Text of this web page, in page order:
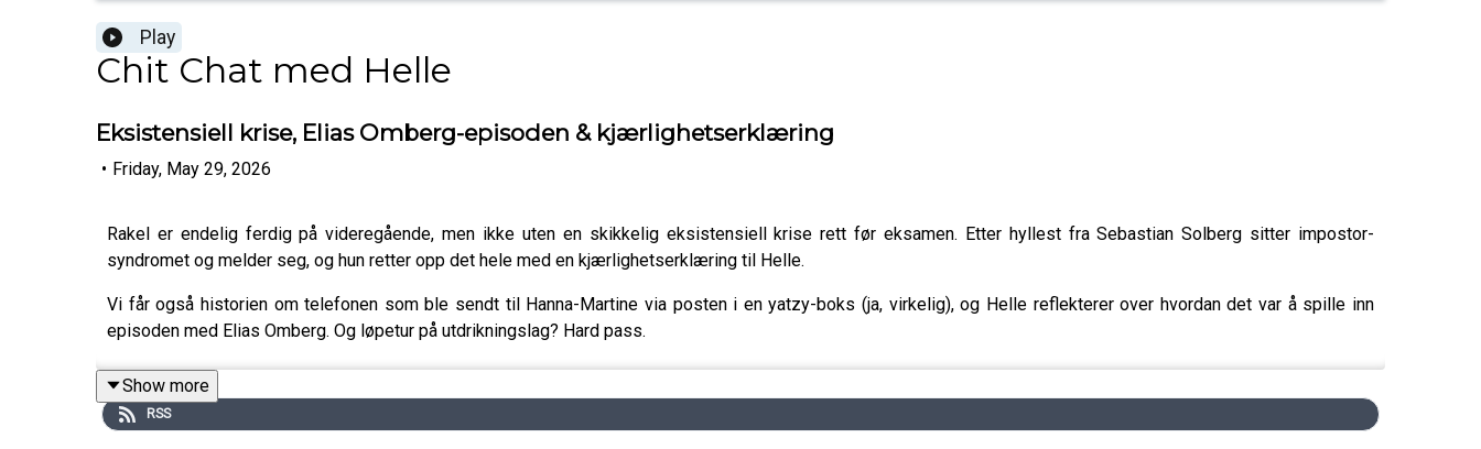
Play
Chit Chat med Helle
Eksistensiell krise, Elias Omberg-episoden & kjærlighetserklæring
• Friday, May 29, 2026
Rakel er endelig ferdig på videregående, men ikke uten en skikkelig eksistensiell krise rett før eksamen. Etter hyllest fra Sebastian Solberg sitter impostor-
syndromet og melder seg, og hun retter opp det hele med en kjærlighetserklæring til Helle.
Vi får også historien om telefonen som ble sendt til Hanna-Martine via posten i en yatzy-boks (ja, virkelig), og Helle reflekterer over hvordan det var å spille inn
episoden med Elias Omberg. Og løpetur på utdrikningslag? Hard pass.
Show more
RSS